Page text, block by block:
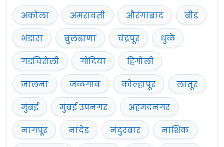
अकोला अमरावती औरंगाबाद
बीड
भंडारा
बुलढाणा चंद्रपूर
धुळे
गडचिरोली
गोंदिया
हिंगोली
जालना
जळगाव कोल्हापूर
लातूर
मुंबई
मुंबई उपनगर
अहमदनगर
नागपूर
नांदेड नंदुरबार
नाशिक